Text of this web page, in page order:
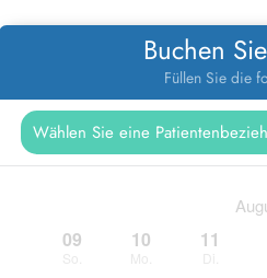
Buchen
Füllen Sie die
09 10 11